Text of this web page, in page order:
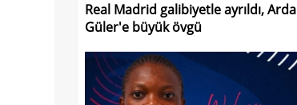
Real Madrid galibiyetle ayrıldı, Arda
Güler'e büyük övgü